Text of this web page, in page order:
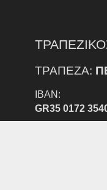
ΤΡΑΠΕΖΑ:
IBAN:
GR35 0172